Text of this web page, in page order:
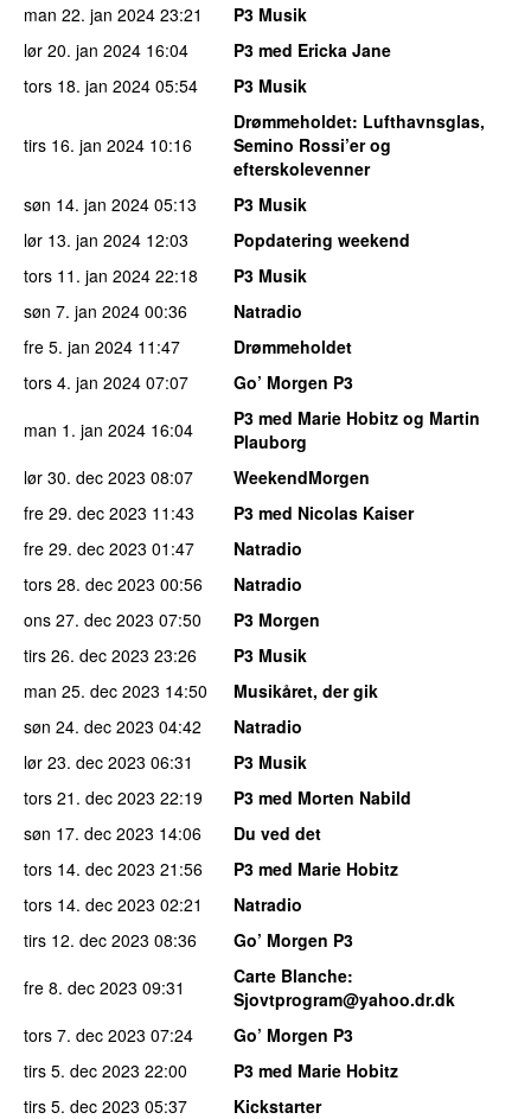
man 22. jan 2024 23:21
P3 Musik
lør 20. jan 2024 16:04
P3 med Ericka Jane
tors 18. jan 2024 05:54 P3 Musik
tirs 16. jan 2024 10:16
Drømmeholdet: Lufthavnsglas,
Semino Rossi’er og
efterskolevenner
søn 14. jan 2024 05:13
P3 Musik
lør 13. jan 2024 12:03
Popdatering weekend
tors 11. jan 2024 22:18
P3 Musik
søn 7. jan 2024 00:36
Natradio
fre 5. jan 2024 11:47
Drømmeholdet
tors 4. jan 2024 07:07
Go’ Morgen P3
man 1. jan 2024 16:04
P3 med Marie Hobitz og Martin
Plauborg
lør 30. dec 2023 08:07
WeekendMorgen
fre 29. dec 2023 11:43
P3 med Nicolas Kaiser
fre 29. dec 2023 01:47
Natradio
tors 28. dec 2023 00:56
Natradio
ons 27. dec 2023 07:50
P3 Morgen
tirs 26. dec 2023 23:26
P3 Musik
man 25. dec 2023 14:50
Musikåret, der gik
søn 24. dec 2023 04:42
Natradio
lør 23. dec 2023 06:31
P3 Musik
tors 21. dec 2023 22:19
P3 med Morten Nabild
søn 17. dec 2023 14:06
Du ved det
tors 14. dec 2023 21:56
P3 med Marie Hobitz
tors 14. dec 2023 02:21
Natradio
tirs 12. dec 2023 08:36
Go’ Morgen P3
fre 8. dec 2023 09:31 Carte Blanche:
Sjovtprogram@yahoo.dr.dk
tors 7. dec 2023 07:24
Go’ Morgen P3
tirs 5. dec 2023 22:00
P3 med Marie Hobitz
tirs 5. dec 2023 05:37
Kickstarter